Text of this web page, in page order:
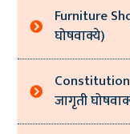
Furniture
घोषवाक्ये)
जागृती